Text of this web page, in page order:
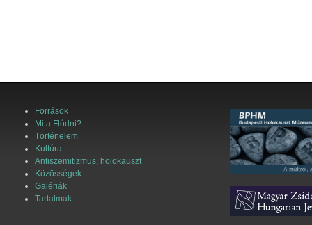
Források
Mi a Flódni?
Történelem
Kultúra
Antiszemitizmus, holokauszt
Közösségek
Galériák
Tartalmak